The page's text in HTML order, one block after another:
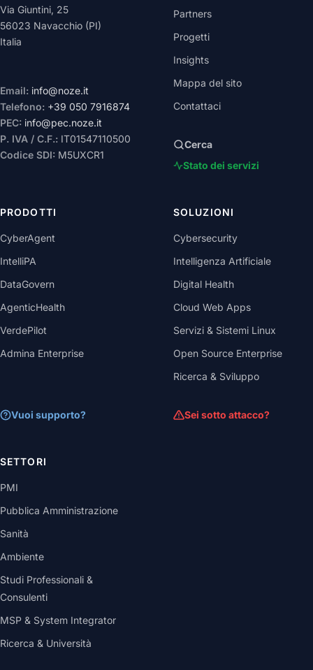
Via Giuntini, 25
56023 Navacchio (PI)
Italia
Email: info@noze.it
Telefono: +39 050 7916874
PEC: info@pec.noze.it
P. IVA / C.F.: IT01547110500
Codice SDI: M5UXCR1
Partners
Progetti
Insights
Mappa del sito
Contattaci
Cerca
Stato dei servizi
PRODOTTI
CyberAgent
IntelliPA
DataGovern
AgenticHealth
VerdePilot
Admina Enterprise
Vuoi supporto?
SOLUZIONI
Cybersecurity
Intelligenza Artificiale
Digital Health
Cloud Web Apps
Servizi & Sistemi Linux
Open Source Enterprise
Ricerca & Sviluppo
Sei sotto attacco?
SETTORI
PMI
Pubblica Amministrazione
Sanità
Ambiente
Studi Professionali &
Consulenti
MSP & System Integrator
Ricerca & Università